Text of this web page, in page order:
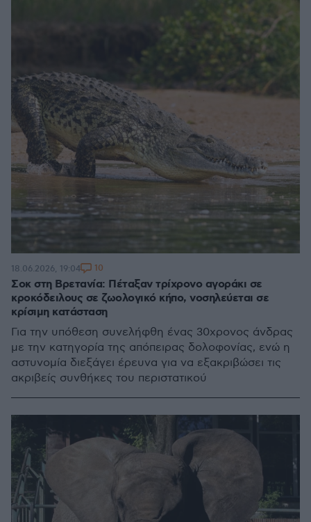
Σοκ στη Βρετανία: Πέταξαν τρίχρονο αγοράκι σε
κροκόδειλους σε ζωολογικό κήπο, νοσηλεύεται σε
κρίσιμη κατάσταση
Για την υπόθεση συνελήφθη ένας 30χρονος άνδρας
με την κατηγορία της απόπειρας δολοφονίας, ενώ η
αστυνομία διεξάγει έρευνα για να εξακριβώσει τις
ακριβείς συνθήκες του περιστατικού
18.06.2026, 19:04 10